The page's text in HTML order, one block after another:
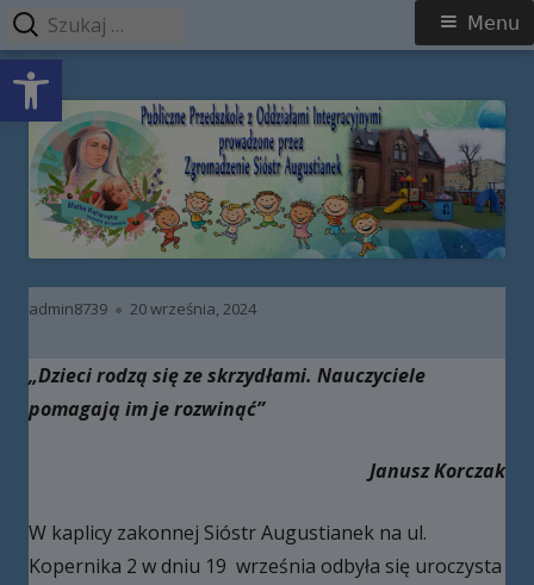
Open toolbar
Przeskocz
treści
Publiczne Przedszkole z Oddziałami
Integracyjnymi prowadzone przez
Zgromadzenie Sióstr Augustianek
Menu
główne
Menu
Autor
admin8739 Opublikowano
20 września, 2024
„Dzieci rodzą się ze skrzydłami. Nauczyciele
pomagają im je rozwinąć”
Janusz Korczak
W kaplicy zakonnej Sióstr Augustianek na ul.
Kopernika 2 w dniu 19 września odbyła się uroczysta